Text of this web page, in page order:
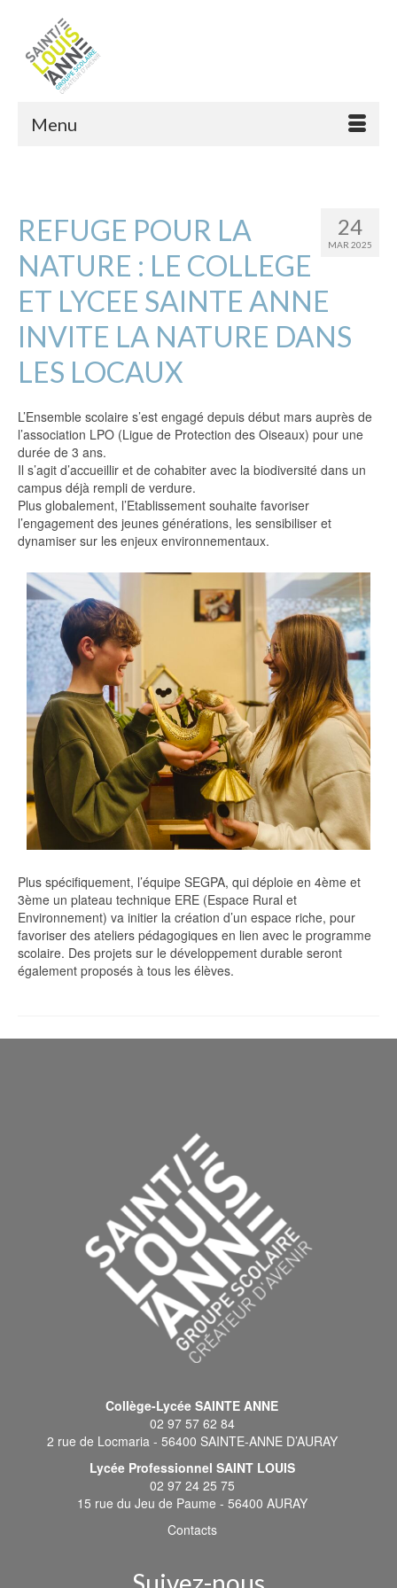
Menu
24
MAR 2025
REFUGE POUR LA
NATURE : LE COLLEGE
ET LYCEE SAINTE ANNE
INVITE LA NATURE DANS
LES LOCAUX
L’Ensemble scolaire s’est engagé depuis début mars auprès de
l’association LPO (Ligue de Protection des Oiseaux) pour une
durée de 3 ans.
Il s’agit d’accueillir et de cohabiter avec la biodiversité dans un
campus déjà rempli de verdure.
Plus globalement, l’Etablissement souhaite favoriser
l’engagement des jeunes générations, les sensibiliser et
dynamiser sur les enjeux environnementaux.
Plus spécifiquement, l’équipe SEGPA, qui déploie en 4ème et
3ème un plateau technique ERE (Espace Rural et
Environnement) va initier la création d’un espace riche, pour
favoriser des ateliers pédagogiques en lien avec le programme
scolaire. Des projets sur le développement durable seront
également proposés à tous les élèves.
Collège-Lycée SAINTE ANNE
02 97 57 62 84
2 rue de Locmaria - 56400 SAINTE-ANNE D’AURAY
Lycée Professionnel SAINT LOUIS
02 97 24 25 75
15 rue du Jeu de Paume - 56400 AURAY
Contacts